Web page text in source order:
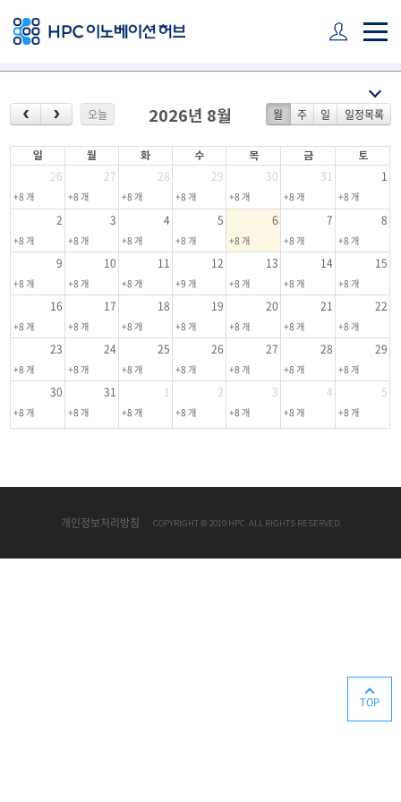
오늘 월 주 일 일정목록
2026년 8월
일 월 화 수 목 금 토
26 27 28 29 30 31 1
+8 개 +8 개 +8 개 +8 개 +8 개 +8 개 +8 개
2 3 4 5 6 7 8
+8 개 +8 개 +8 개 +8 개 +8 개 +8 개 +8 개
9 10 11 12 13 14 15
+8 개 +8 개 +8 개 +9 개 +8 개 +8 개 +8 개
16 17 18 19 20 21 22
+8 개 +8 개 +8 개 +8 개 +8 개 +8 개 +8 개
23 24 25 26 27 28 29
+8 개 +8 개 +8 개 +8 개 +8 개 +8 개 +8 개
30 31 1 2 3 4 5
+8 개 +8 개 +8 개 +8 개 +8 개 +8 개 +8 개
TOP
개인정보처리방침 COPYRIGHT © 2019 HPC. ALL RIGHTS RESERVED.